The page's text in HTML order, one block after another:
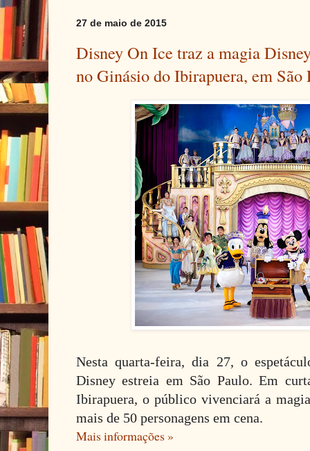
27 de maio de 2015
Disney On Ice traz a magia
no Ginásio do Ibirapuera, em São
Nesta quarta-feira, dia 27, o
Disney estreia em São Paulo. Em
Ibirapuera, o público vivenciará a
mais de 50 personagens em cena.
Mais informações »